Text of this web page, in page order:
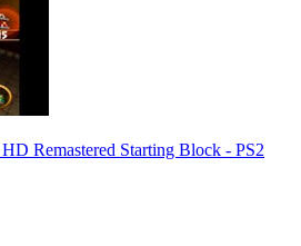
Remastered Starting Block - PS2